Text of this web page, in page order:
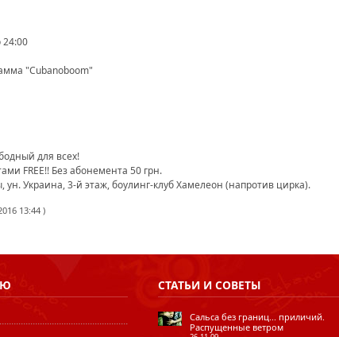
24:00
"Cubanoboom"
для всех!
FREE!! Без абонемента 50 грн.
ун. Украина, 3-й этаж, боулинг-клуб Хамелеон (напротив цирка).
13:44 )
СТАТЬИИ СОВЕТЫ
Сальса без границ... приличий.
Распущенные ветром